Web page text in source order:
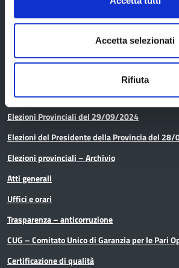
Accetta selezionati
Rifiuta
Innovazione - Informatica -
Lavori pubblici e acquisto
Lavoro
Media e comunicazione
Partecipazioni Societarie
Personale
Amministrazione
Organi di governo
Elezioni Provinciali del 29/09/2024
Elezioni del Presidente della Provincia del
Elezioni provinciali – Archivio
Atti generali
Uffici e orari
Trasparenza – anticorruzione
CUG – Comitato Unico di Garanzia per le Pari
Certificazione di qualità